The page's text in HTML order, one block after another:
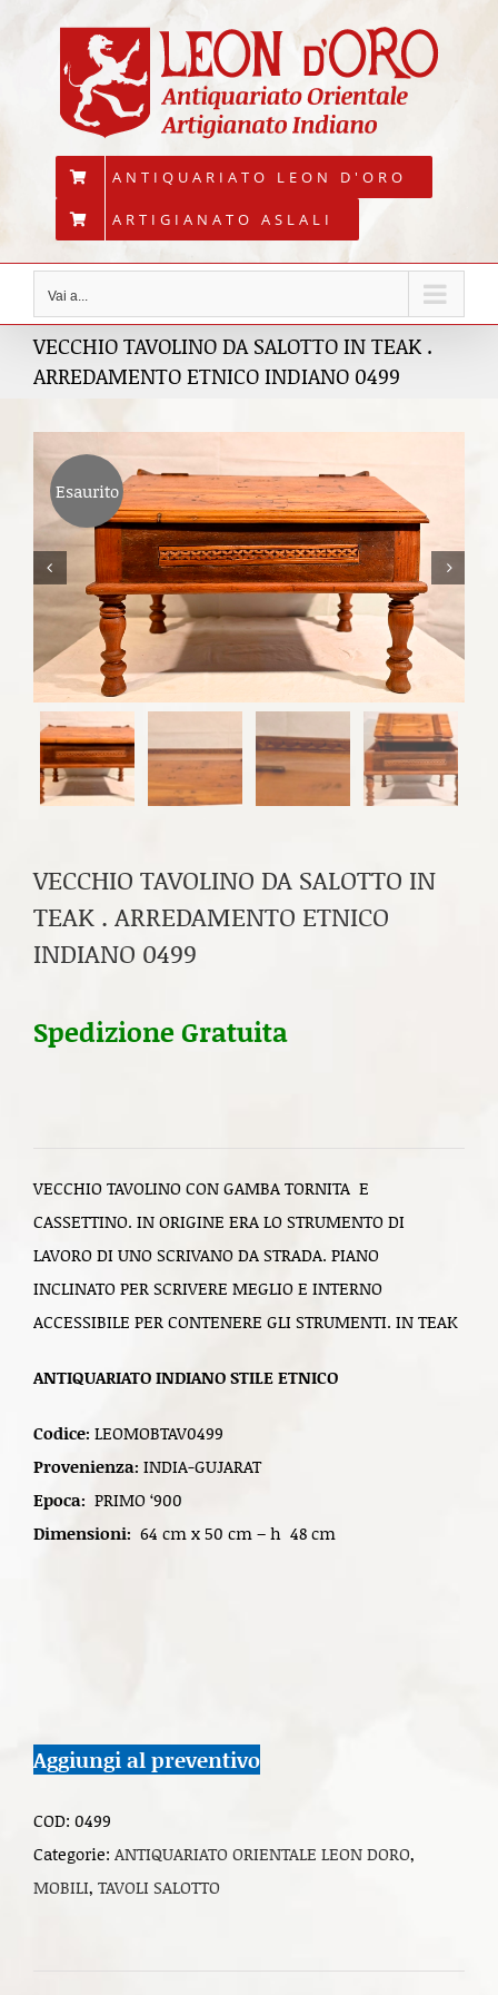
contenuto
ANTIQUARIATO LEON D'ORO
ARTIGIANATO ASLALI
Vai a...
VECCHIO TAVOLINO DA SALOTTO IN TEAK .
ARREDAMENTO ETNICO INDIANO 0499
 
Esaurito
VECCHIO TAVOLINO DA SALOTTO IN
TEAK . ARREDAMENTO ETNICO
INDIANO 0499
Spedizione Gratuita
VECCHIO TAVOLINO CON GAMBA TORNITA E
CASSETTINO. IN ORIGINE ERA LO STRUMENTO DI
LAVORO DI UNO SCRIVANO DA STRADA. PIANO
INCLINATO PER SCRIVERE MEGLIO E INTERNO
ACCESSIBILE PER CONTENERE GLI STRUMENTI. IN TEAK
ANTIQUARIATO INDIANO STILE ETNICO
Codice: LEOMOBTAV0499
Provenienza: INDIA-GUJARAT
Epoca: PRIMO ‘900
Dimensioni: 64 cm x 50 cm – h 48 cm
Aggiungi al preventivo
COD: 0499
Categorie: ANTIQUARIATO ORIENTALE LEON DORO,
MOBILI, TAVOLI SALOTTO